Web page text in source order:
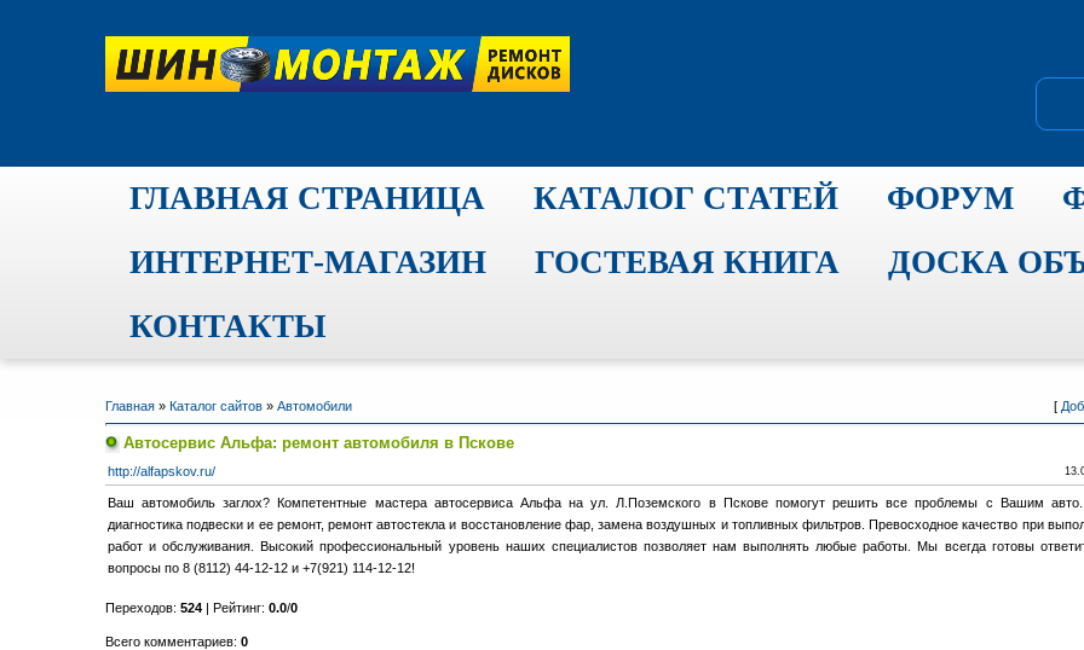
ГЛАВНАЯ СТРАНИЦА КАТАЛОГ СТАТЕЙ ФОРУМ
ИНТЕРНЕТ-МАГАЗИН
ГОСТЕВАЯ КНИГА
ДОСКА
КОНТАКТЫ
Главная » Каталог сайтов » Автомобили [
Автосервис Альфа: ремонт автомобиля в Пскове
http://alfapskov.ru/
Ваш автомобиль заглох? Компетентные мастера автосервиса Альфа на ул. Л.Поземского в Пскове помогут решить все проблемы с Вашим авто.
диагностика подвески и ее ремонт, ремонт автостекла и восстановление фар, замена воздушных и топливных фильтров. Превосходное качество при
работ и обслуживания. Высокий профессиональный уровень наших специалистов позволяет нам выполнять любые работы. Мы всегда готовы
вопросы по 8 (8112) 44-12-12 и +7(921) 114-12-12!
Переходов: 524 | Рейтинг: 0.0/0
Всего комментариев: 0